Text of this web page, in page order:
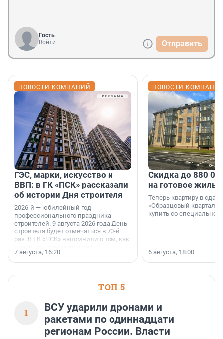
Гость
Войти
Отправить
НОВОСТИ КОМПАНИЙ
ГЭС, марки, искусство и
ВВП: в ГК «ПСК» рассказали
об истории Дня строителя
2026-й — юбилейный год
профессионального праздника
строителей. 9 августа 2026 года День
строителя будет отмечаться в 70-й
раз. В ГК «ПСК» напомнили о том, как
поменялась роль строительства.
7 августа, 16:20
НОВОСТИ
Скидка до 880
на готовое
Теперь квартиру в
«Образцовый квартал
купить со специальной
6 августа, 18:00
ТОП 5
1
ВСУ ударили дронами и
ракетами по одиннадцати
регионам России. Власти